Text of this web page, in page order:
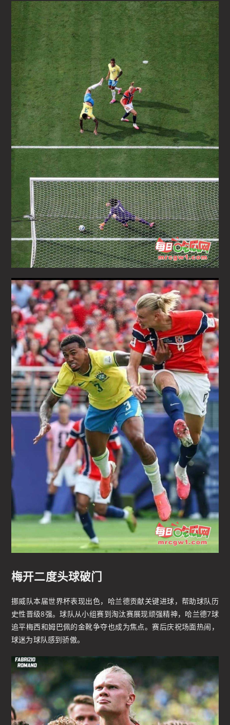
梅开二度头球破门
挪威队本届世界杯表现出色，哈兰德贡献关键进球，帮助球队历
史性晋级8强。球队从小组赛到淘汰赛展现顽强精神，哈兰德7球
追平梅西和姆巴佩的金靴争夺也成为焦点。赛后庆祝场面热闹，
球迷为球队感到骄傲。